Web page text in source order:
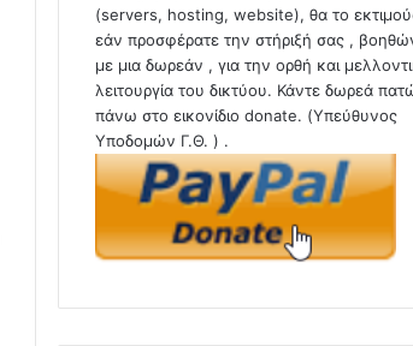
(servers, hosting, website), θα το
εάν προσφέρατε την στήριξή σας ,
με μια δωρεάν , για την ορθή και
λειτουργία του δικτύου. Κάντε δωρεά
πάνω στο εικονίδιο donate. (Υπεύθυνος
Υποδομών Γ.Θ. ) .